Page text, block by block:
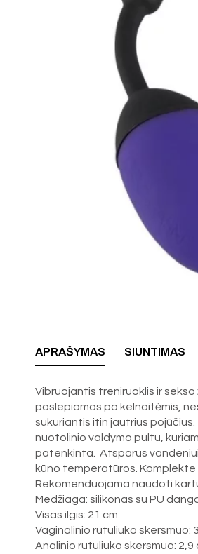
APRAŠYMAS SIUNTIMAS
Vibruojantis treniruoklis ir
paslepiamas po kelnaitėmis,
sukuriantis itin jautrius
nuotolinio valdymo pultu,
patenkinta. Atsparus
kūno temperatūros. Komplekte
Rekomenduojama naudoti
Medžiaga: silikonas su PU
Visas ilgis: 21 cm
Vaginalinio rutuliuko skersmuo:
Analinio rutuliuko skersmuo: 2,9